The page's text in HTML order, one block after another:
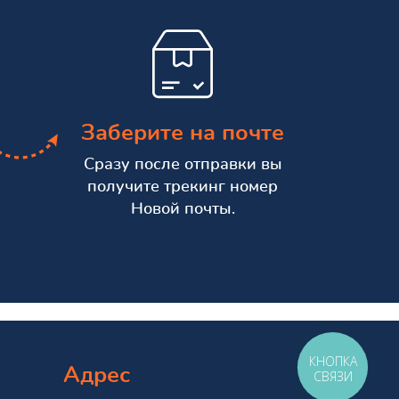
Заберите на почте
Сразу после отправки вы
получите трекинг номер
Новой почты.
Адрес
КНОПКА
СВЯЗИ